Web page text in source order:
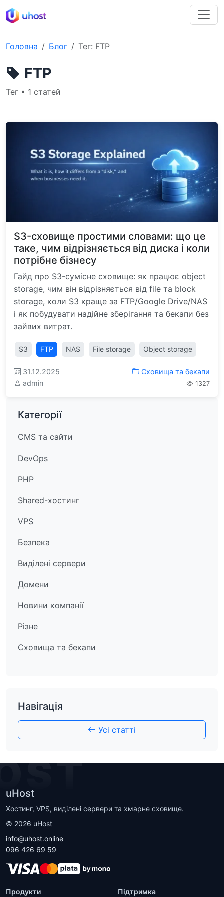
Головна Блог Тег: FTP
FTP
Тег • 1 статей
S3-сховище простими словами: що це
таке, чим відрізняється від диска і коли
потрібне бізнесу
Гайд про S3-сумісне сховище: як працює object
storage, чим він відрізняється від file та block
storage, коли S3 краще за FTP/Google Drive/NAS
і як побудувати надійне зберігання та бекапи без
зайвих витрат.
S3 FTP NAS File storage Object storage
31.12.2025
admin
Сховища та бекапи
1327
Категорії
CMS та сайти
DevOps
PHP
Shared-хостинг
VPS
Безпека
Виділені сервери
Домени
Новини компанії
Різне
Сховища та бекапи
Навігація
Усі статті
uHost
Хостинг, VPS, виділені сервери та хмарне сховище.
© 2026 uHost
info@uhost.online
096 426 69 59
Продукти Підтримка